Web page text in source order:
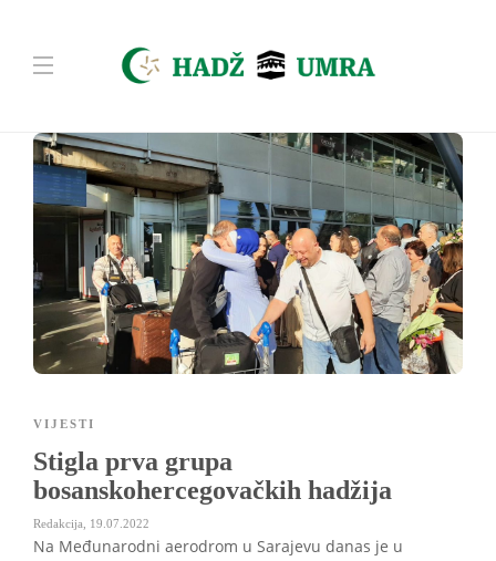
VIJESTI
Stigla prva grupa
bosanskohercegovačkih hadžija
Redakcija 19.07.2022
Na Međunarodni aerodrom u Sarajevu danas je u